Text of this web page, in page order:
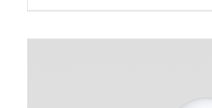
ADD TO BASKET